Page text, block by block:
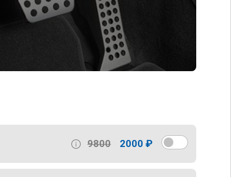
9800 2000 ₽